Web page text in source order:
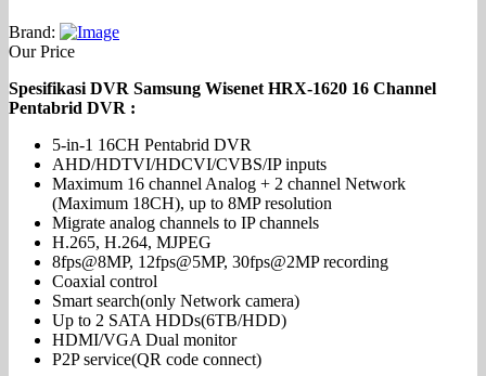
Brand:
Our Price
Spesifikasi DVR Samsung Wisenet HRX-1620 16 Channel
Pentabrid DVR :
5-in-1 16CH Pentabrid DVR
AHD/HDTVI/HDCVI/CVBS/IP inputs
Maximum 16 channel Analog + 2 channel Network
(Maximum 18CH), up to 8MP resolution
Migrate analog channels to IP channels
H.265, H.264, MJPEG
8fps@8MP, 12fps@5MP, 30fps@2MP recording
Coaxial control
Smart search(only Network camera)
Up to 2 SATA HDDs(6TB/HDD)
HDMI/VGA Dual monitor
P2P service(QR code connect)